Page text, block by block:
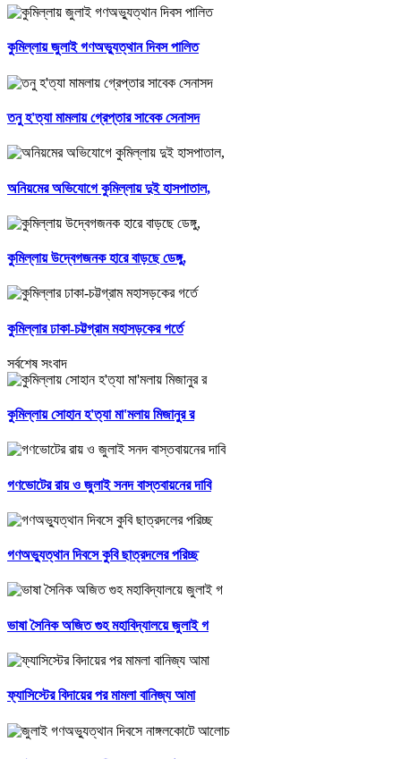
কুমিল্লায় জুলাই গণঅভ্যুত্থান দিবস পালিত
তনু হ'ত্যা মামলায় গ্রেপ্তার সাবেক সেনাসদ
অনিয়মের অভিযোগে কুমিল্লায় দুই হাসপাতাল,
কুমিল্লায় উদ্বেগজনক হারে বাড়ছে ডেঙ্গু,
কুমিল্লার ঢাকা-চট্টগ্রাম মহাসড়কের গর্তে
সর্বশেষ সংবাদ
কুমিল্লায় সোহান হ'ত্যা মা'মলায় মিজানুর র
গণভোটের রায় ও জুলাই সনদ বাস্তবায়নের দাবি
গণঅভ্যুত্থান দিবসে কুবি ছাত্রদলের পরিচ্ছ
ভাষা সৈনিক অজিত গুহ মহাবিদ্যালয়ে জুলাই গ
ফ্যাসিস্টের বিদায়ের পর মামলা বানিজ্য আমা